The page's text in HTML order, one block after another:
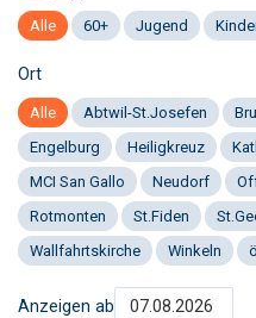
Alle 60+ Jugend
Ort
Alle Abtwil-St.Josefen
Engelburg
Heiligkreuz
MCI San Gallo
Neudorf
Rotmonten
St.Fiden
Wallfahrtskirche
Winkeln
Anzeigen ab